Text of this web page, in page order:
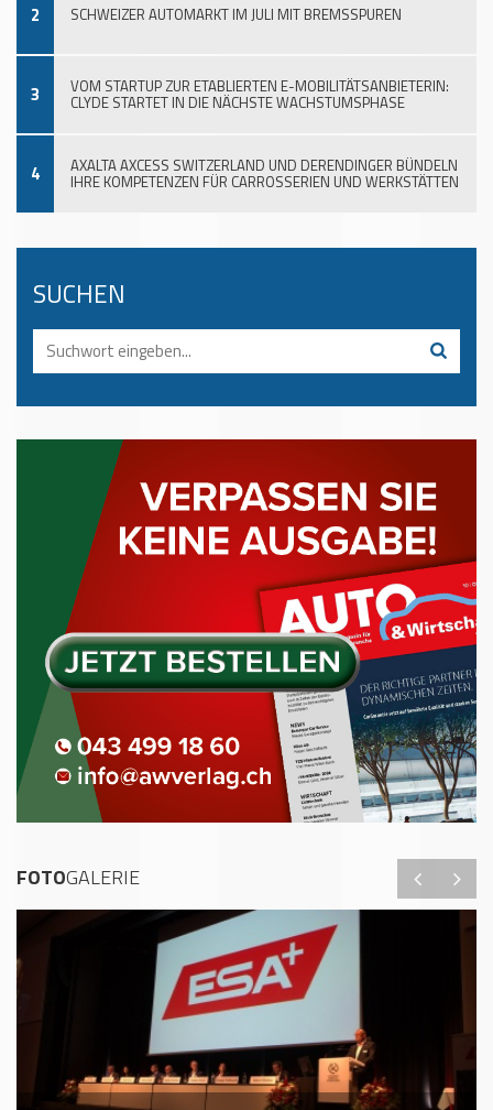
2 SCHWEIZER AUTOMARKT IM JULI MIT BREMSSPUREN
3 VOM STARTUP ZUR ETABLIERTEN E-MOBILITÄTSANBIETERIN:
CLYDE STARTET IN DIE NÄCHSTE WACHSTUMSPHASE
4 AXALTA AXCESS SWITZERLAND UND DERENDINGER BÜNDELN
IHRE KOMPETENZEN FÜR CARROSSERIEN UND WERKSTÄTTEN
SUCHEN
FOTOGALERIE